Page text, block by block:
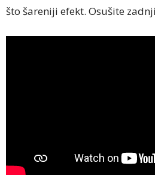
što šareniji efekt. Osušite